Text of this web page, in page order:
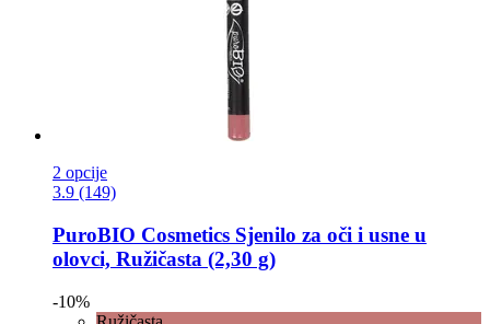
2 opcije
3.9 (149)
PuroBIO Cosmetics Sjenilo za oči i usne u
olovci, Ružičasta (2,30 g)
-10%